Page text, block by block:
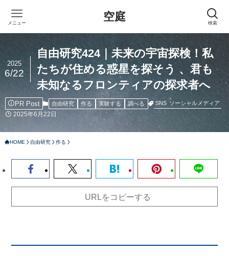
空庭 検索
メニュー
自由研究424｜未来の宇宙探検！私
たちが住める惑星を探そう 、君も
未知なるフロンティアの探求者へ
2025
6/22
PR Post 自由研究 作る 実験する 調べる SNS ソーシャルメディア
2025年6月22日
HOME 自由研究 作る
URLをコピーする